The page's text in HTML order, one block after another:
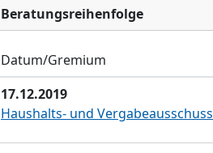
Bera­tungs­reihen­folge
Datum/Gremium
17.12.2019
Haushalts- und Vergabeausschuss